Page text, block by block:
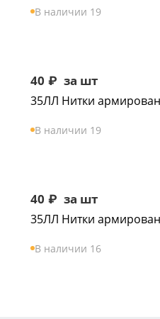
В наличии 19
40 ₽ за шт
35ЛЛ Нитки
В наличии 19
40 ₽ за шт
35ЛЛ Нитки
В наличии 16